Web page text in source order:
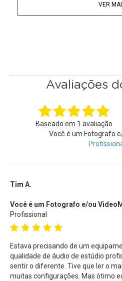
garantindo um som limpo e bem
Fornece dois conjuntos de
bloqueáveis ?? com EIN de -127
máximo de entrada de +75 dB e
Grava até 192 kHz em resolução
Zoom AutoMix
Este software inteligente ajusta
da sua mixagem para reduzir a
ambiente, para que você possa
uma mixagem bem balanceada.
VER
Avaliações
Baseado em 1 avaliação
Você é um Fotografo
Tim A.
Você é um Fotografo e/ou
Profissional
Estava precisando de um
qualidade de áudio de estúdio
sentir o diferente. Tive que ler o
muitas configurações. Mas ótimo